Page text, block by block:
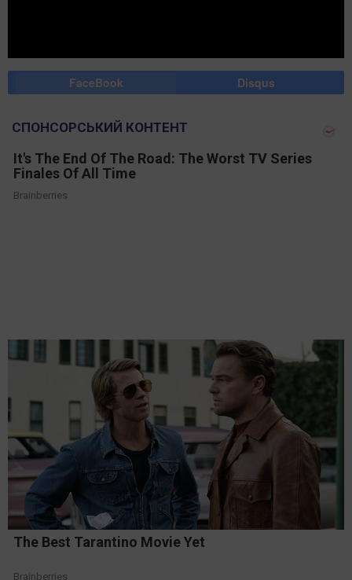
FaceBook Disqus
СПОНСОРСЬКИЙ КОНТЕНТ
It's The End Of The Road: The Worst TV Series
Finales Of All Time
Brainberries
The Best Tarantino Movie Yet
Brainberries